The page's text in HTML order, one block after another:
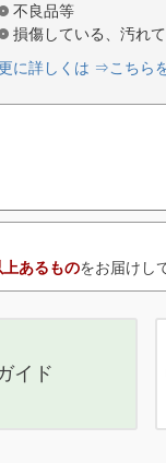
不良品等
損傷している、汚れ
に詳しくは ⇒こちら
あるものをお届けし
イド